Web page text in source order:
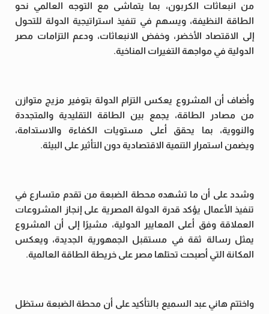
من انبعاثات الكربون، بما يتماشى مع التوجه العالمي نحو
الطاقة النظيفة، ويسهم في تنفيذ استراتيجية الدولة للتحول
إلى الاقتصاد الأخضر، وخفض الانبعاثات، ودعم التزامات مصر
الدولية في مواجهة التغيرات المناخية.
وأضاف أن المشروع يعكس التزام الدولة بتوفير مزيج متوازن
من مصادر الطاقة، يجمع بين الطاقة التقليدية والمتجددة
والنووية، بما يحقق أعلى مستويات الكفاءة والاستدامة،
ويضمن استمرار التنمية الاقتصادية دون التأثير على البيئة.
وشدد على أن ما تشهده محطة الضبعة من تقدم متسارع في
تنفيذ الأعمال يؤكد قدرة الدولة المصرية على إنجاز المشروعات
العملاقة وفق أعلى المعايير الدولية، مشيرًا إلى أن المشروع
يمثل رسالة ثقة في مستقبل الجمهورية الجديدة، ويعكس
المكانة التي أصبحت تحتلها مصر على خريطة الطاقة العالمية.
واختتم هاني عبد السميع بالتأكيد على أن محطة الضبعة ستظل